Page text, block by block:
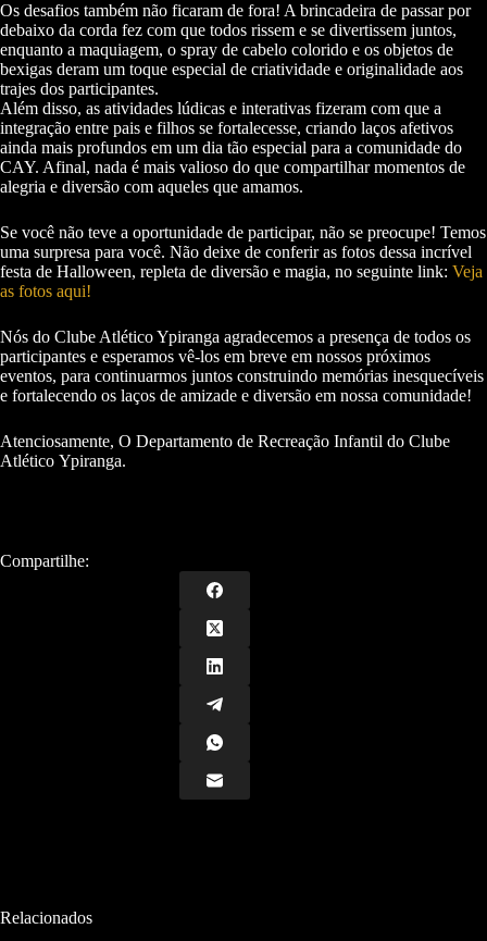
Os desafios também não ficaram de fora! A brincadeira de passar por
debaixo da corda fez com que todos rissem e se divertissem juntos,
enquanto a maquiagem, o spray de cabelo colorido e os objetos de
bexigas deram um toque especial de criatividade e originalidade aos
trajes dos participantes.
Além disso, as atividades lúdicas e interativas fizeram com que a
integração entre pais e filhos se fortalecesse, criando laços afetivos
ainda mais profundos em um dia tão especial para a comunidade do
CAY. Afinal, nada é mais valioso do que compartilhar momentos de
alegria e diversão com aqueles que amamos.
Se você não teve a oportunidade de participar, não se preocupe! Temos
uma surpresa para você. Não deixe de conferir as fotos dessa incrível
festa de Halloween, repleta de diversão e magia, no seguinte link: Veja
as fotos aqui!
Nós do Clube Atlético Ypiranga agradecemos a presença de todos os
participantes e esperamos vê-los em breve em nossos próximos
eventos, para continuarmos juntos construindo memórias inesquecíveis
e fortalecendo os laços de amizade e diversão em nossa comunidade!
Atenciosamente, O Departamento de Recreação Infantil do Clube
Atlético Ypiranga.
Compartilhe:
Relacionados